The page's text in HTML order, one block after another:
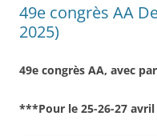
49e congrès AA
2025)
49e congrès AA, avec
***Pour le 25-26-27